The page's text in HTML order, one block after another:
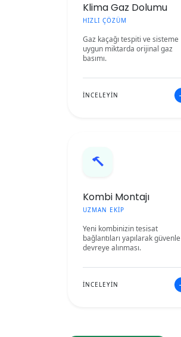
Klima Gaz Dolumu
HIZLI ÇÖZÜM
Gaz kaçağı tespiti ve sisteme
uygun miktarda orijinal gaz
basımı.
İNCELEYİN
Kombi Montajı
UZMAN EKİP
Yeni kombinizin tesisat
bağlantıları yapılarak güvenle
devreye alınması.
İNCELEYİN